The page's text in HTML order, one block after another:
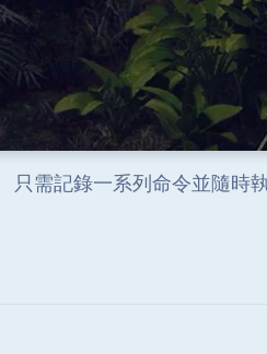
需記錄一系列命令並隨時執